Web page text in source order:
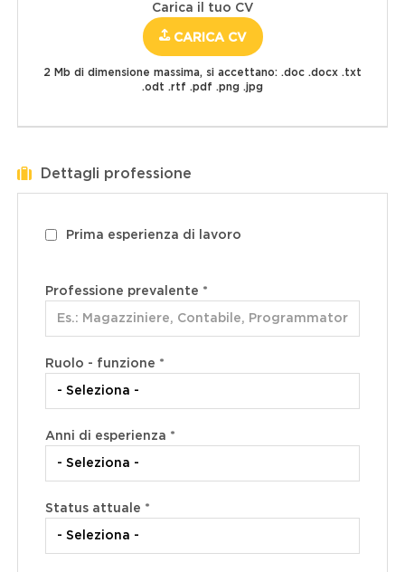
Carica il tuo CV
CARICA CV
2 Mb di dimensione massima, si accettano: .doc .docx .txt
.odt .rtf .pdf .png .jpg
Dettagli professione
Prima esperienza di lavoro
Professione prevalente *
Ruolo - funzione *
Anni di esperienza *
Status attuale *